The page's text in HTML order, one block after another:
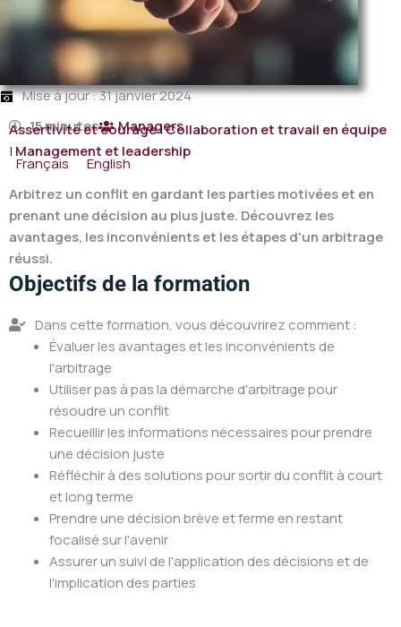
Mise à jour : 31 janvier 2024
15 minutes
Managers
Assertivité et courage|Collaboration et travail en équipe
| Management et leadership
Français
English
Arbitrez un conflit en gardant les parties motivées et en
prenant une décision au plus juste. Découvrez les
avantages, les inconvénients et les étapes d'un arbitrage
réussi.
Objectifs de la formation
Dans cette formation, vous découvrirez comment :
Évaluer les avantages et les inconvénients de
l'arbitrage
Utiliser pas à pas la démarche d'arbitrage pour
résoudre un conflit
Recueillir les informations nécessaires pour prendre
une décision juste
Réfléchir à des solutions pour sortir du conflit à court
et long terme
Prendre une décision brève et ferme en restant
focalisé sur l'avenir
Assurer un suivi de l'application des décisions et de
l'implication des parties